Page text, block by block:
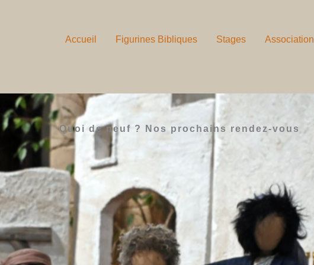
Accueil
Figurines Bibliques Stages Association
Quoi de neuf ? Nos prochains rendez-vous